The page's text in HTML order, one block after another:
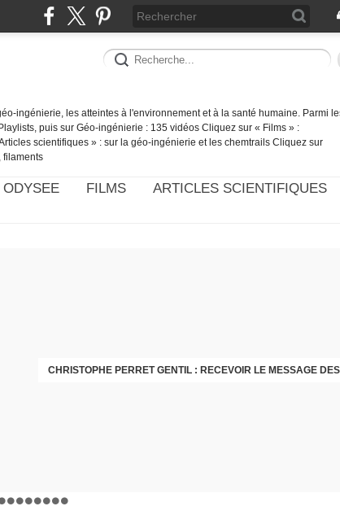
ingénierie, les atteintes à l'environnement et à la santé humaine. Parmi
puis sur Géo-ingénierie : 135 vidéos Cliquez sur « Films » :
scientifiques » : sur la géo-ingénierie et les chemtrails Cliquez sur
filaments
ODYSEE FILMS
ARTICLES SCIENTIFIQUES
CHRISTOPHE PERRET GENTIL : RECEVOIR LE MESSAGE